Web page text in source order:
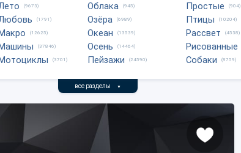
(9673)
(1791)
(12625)
(37846)
(3701)
Облака (945)
Озёра (6989)
Океан (13539)
Осень (14464)
Пейзажи (24590)
Простые (904)
Птицы (10204)
Рассвет (4538)
Рисованные
Собаки (8759)
все разделы ▼